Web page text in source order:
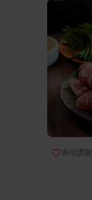
表示讚賞